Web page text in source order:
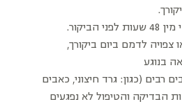
לדמם ביום ביקורך,
בנוגע
רבים (כגון: גרד חיצוני, כאבים
הבדיקה והטיפול לא נפגעים